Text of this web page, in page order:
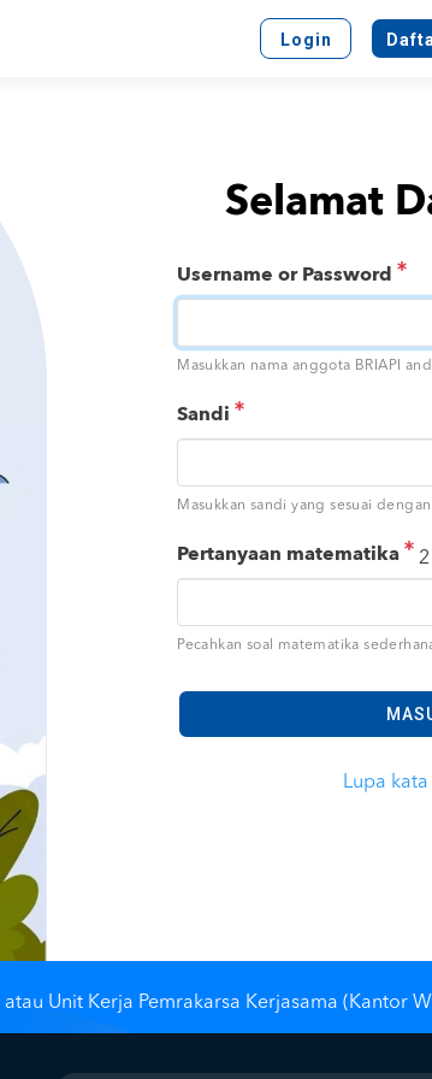
Login
Selamat
Username or Password
Masukkan nama anggota BRIAPI
Sandi
Masukkan sandi yang sesuai
Pertanyaan matematika
Pecahkan soal matematika
Lupa
atau Unit Kerja Pemrakarsa Kerjasama (Kantor